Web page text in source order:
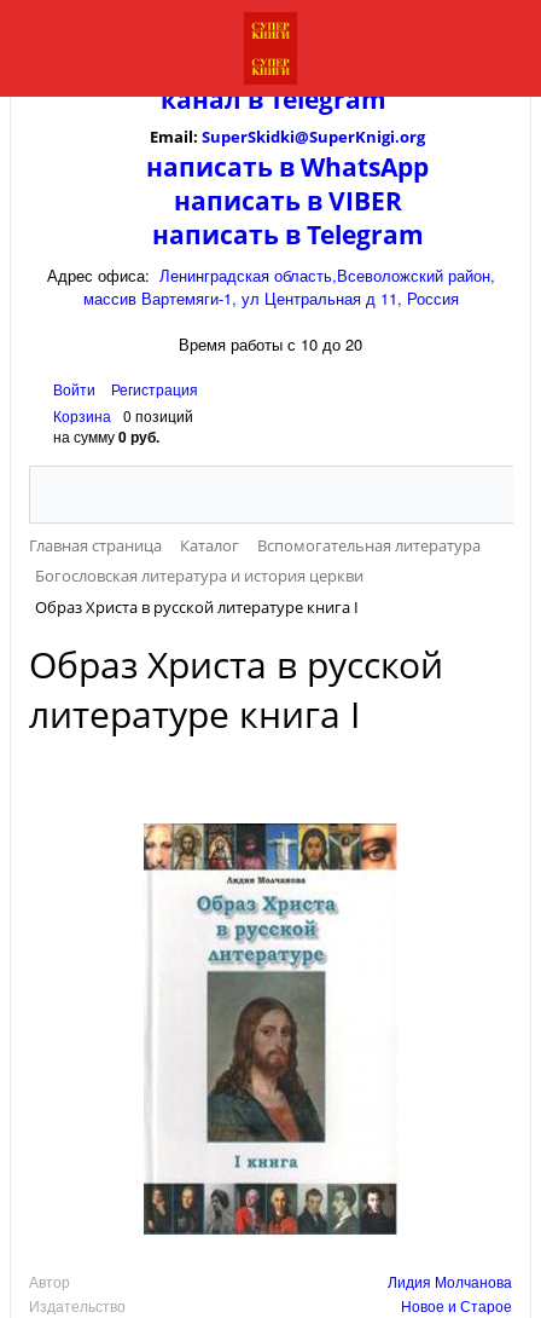
канал вTelegram
Email: SuperSkidki@SuperKnigi.org
написать в WhatsApp
написать в VIBER
написать в Telegram
Адрес офиса: Ленинградская область,Всеволожский район,
массив Вартемяги-1, ул Центральная д 11, Россия
Время работы с 10 до 20
Войти
Регистрация
Корзина
0 позиций
на сумму0 руб.
Главная страница Каталог
Вспомогательная литература
Богословская литература и история церкви
Образ Христа в русской литературе книга I
Образ Христа в русской
литературе книга I
Автор
Лидия Молчанова
Издательство
Новое и Старое